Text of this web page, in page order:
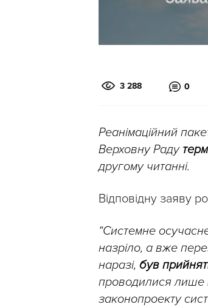
3 288 0
Реанімаційний
Верховну Раду
другому читанні.
Відповідну заяву
“Системне
назріло, а вже
наразі, був
проводилися лише
законопроекту